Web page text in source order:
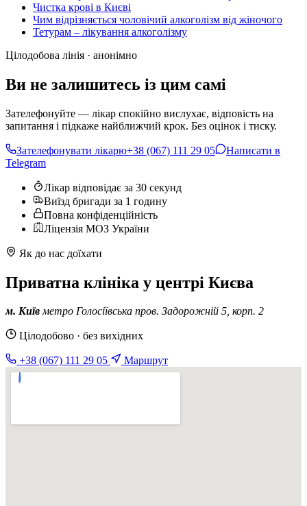
Чистка крові в Києві
Чим відрізняється чоловічий алкоголізм від жіночого
Тетурам – лікування алкоголізму
Цілодобова лінія · анонімно
Ви не залишитесь із цим самі
Зателефонуйте — лікар спокійно вислухає, відповість на
запитання і підкаже найближчий крок. Без оцінок і тиску.
Зателефонувати лікарю+38 (067) 111 29 05
Написати в
Telegram
Лікар відповідає за 30 секунд
Виїзд бригади за 1 годину
Повна конфіденційність
Ліцензія МОЗ України
Як до нас доїхати
Приватна клініка у центрі Києва
м. Київ метро Голосіївська пров. Задорожній 5, корп. 2
Цілодобово · без вихідних
+38 (067) 111 29 05 Маршрут